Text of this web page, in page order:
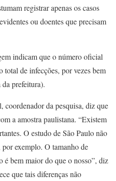
registrar apenas os casos
ou doentes que precisam
indicam que o número oficial
total de infecções, por vezes bem
prefeitura).
da pesquisa, diz que
a amostra paulistana. “Existem
O estudo de São Paulo não
exemplo. O tamanho de
é bem maior do que o nosso”, diz
que tais diferenças não